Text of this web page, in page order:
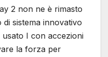
2 non ne è rimasto
sistema innovativo
usato I con accezioni
la forza per